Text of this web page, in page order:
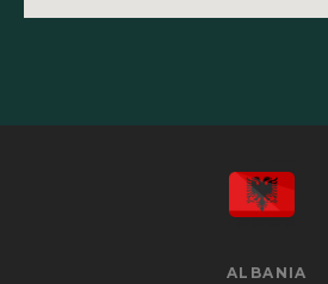
ALBANIA